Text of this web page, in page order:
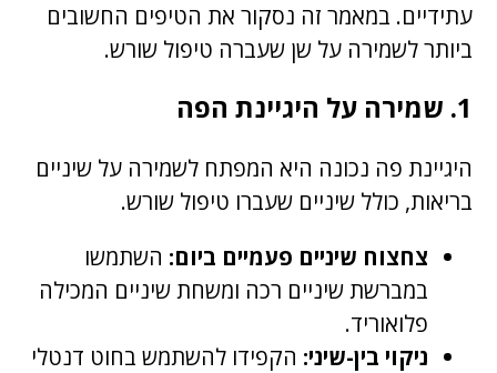
עתידיים. במאמר זה נסקור את הטיפים החשובים
ביותר לשמירה על שן שעברה טיפול שורש.
1. שמירה על היגיינת הפה
היגיינת פה נכונה היא המפתח לשמירה על שיניים
בריאות, כולל שיניים שעברו טיפול שורש.
צחצוח שיניים פעמיים ביום: השתמשו
במברשת שיניים רכה ומשחת שיניים המכילה
פלואוריד.
ניקוי בין-שיני: הקפידו להשתמש בחוט דנטלי